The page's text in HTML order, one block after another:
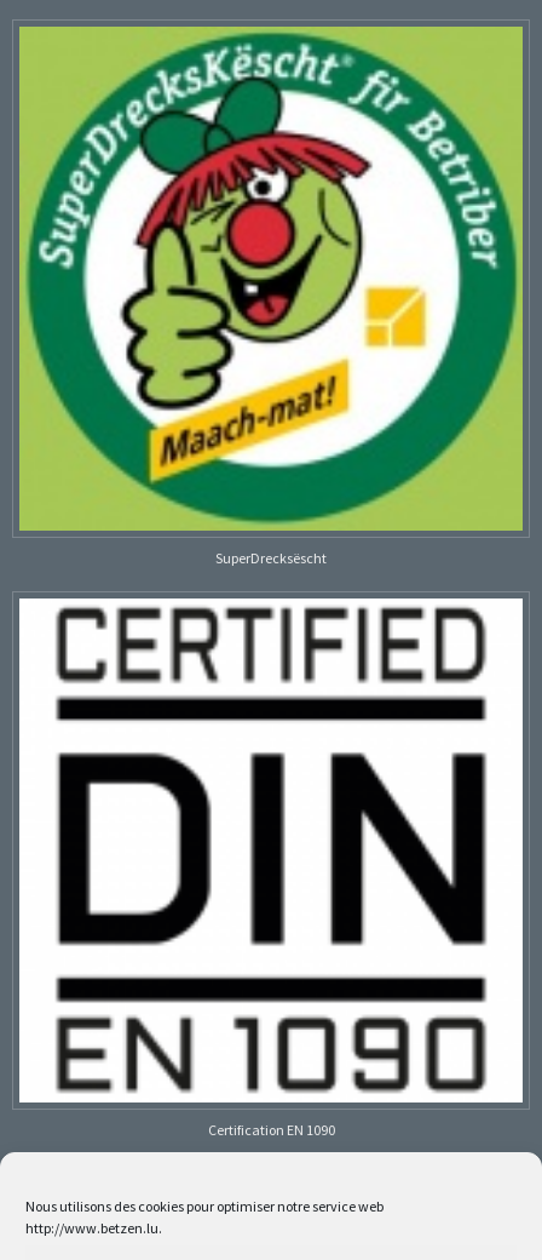
Nous utilisons des cookies pour optimiser notre service web
http://www.betzen.lu.
SuperDrecksëscht
Certification EN 1090
Follow us on social media